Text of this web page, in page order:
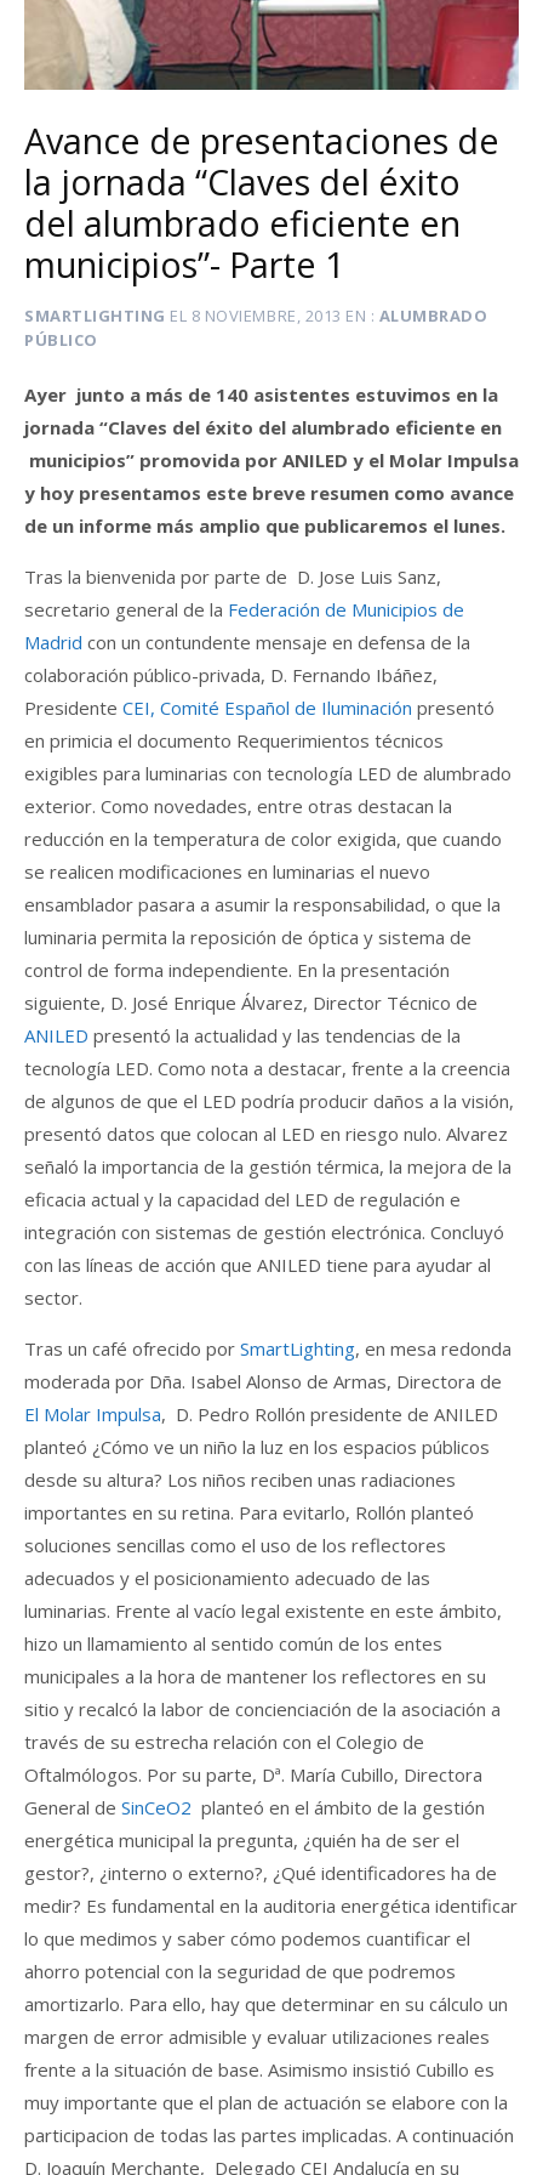
Avance de presentaciones de
la jornada “Claves del éxito
del alumbrado eficiente en
municipios”- Parte 1
SMARTLIGHTING EL 8 NOVIEMBRE, 2013 EN
ALUMBRADO
PÚBLICO
Ayer junto a más de 140 asistentes estuvimos en la
jornada “Claves del éxito del alumbrado eficiente en
municipios” promovida por ANILED y el Molar Impulsa
y hoy presentamos este breve resumen como avance
de un informe más amplio que publicaremos el lunes.
Tras la bienvenida por parte de D. Jose Luis Sanz,
secretario general de la Federación de Municipios de
Madrid con un contundente mensaje en defensa de la
colaboración público-privada, D. Fernando Ibáñez,
Presidente CEI, Comité Español de Iluminación presentó
en primicia el documento Requerimientos técnicos
exigibles para luminarias con tecnología LED de alumbrado
exterior. Como novedades, entre otras destacan la
reducción en la temperatura de color exigida, que cuando
se realicen modificaciones en luminarias el nuevo
ensamblador pasara a asumir la responsabilidad, o que la
luminaria permita la reposición de óptica y sistema de
control de forma independiente. En la presentación
siguiente, D. José Enrique Álvarez, Director Técnico de
ANILED presentó la actualidad y las tendencias de la
tecnología LED. Como nota a destacar, frente a la creencia
de algunos de que el LED podría producir daños a la visión,
presentó datos que colocan al LED en riesgo nulo. Alvarez
señaló la importancia de la gestión térmica, la mejora de la
eficacia actual y la capacidad del LED de regulación e
integración con sistemas de gestión electrónica. Concluyó
con las líneas de acción que ANILED tiene para ayudar al
sector.
Tras un café ofrecido por SmartLighting, en mesa redonda
moderada por Dña. Isabel Alonso de Armas, Directora de
El Molar Impulsa, D. Pedro Rollón presidente de ANILED
planteó ¿Cómo ve un niño la luz en los espacios públicos
desde su altura? Los niños reciben unas radiaciones
importantes en su retina. Para evitarlo, Rollón planteó
soluciones sencillas como el uso de los reflectores
adecuados y el posicionamiento adecuado de las
luminarias. Frente al vacío legal existente en este ámbito,
hizo un llamamiento al sentido común de los entes
municipales a la hora de mantener los reflectores en su
sitio y recalcó la labor de concienciación de la asociación a
través de su estrecha relación con el Colegio de
Oftalmólogos. Por su parte, Dª. María Cubillo, Directora
General de SinCeO2 planteó en el ámbito de la gestión
energética municipal la pregunta, ¿quién ha de ser el
gestor?, ¿interno o externo?, ¿Qué identificadores ha de
medir? Es fundamental en la auditoria energética identificar
lo que medimos y saber cómo podemos cuantificar el
ahorro potencial con la seguridad de que podremos
amortizarlo. Para ello, hay que determinar en su cálculo un
margen de error admisible y evaluar utilizaciones reales
frente a la situación de base. Asimismo insistió Cubillo es
muy importante que el plan de actuación se elabore con la
participacion de todas las partes implicadas. A continuación
D. Joaquín Merchante, Delegado CEI Andalucía en su